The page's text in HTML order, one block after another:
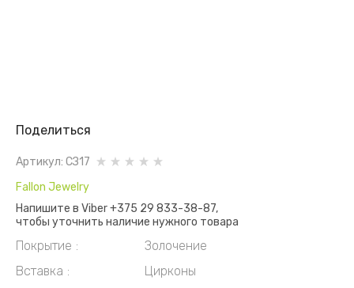
Поделиться
Артикул: СЗ17
Fallon Jewelry
Напишите в Viber +375 29 833-38-87,
чтобы уточнить наличие нужного товара
Покрытие
Золочение
Вставка
Цирконы